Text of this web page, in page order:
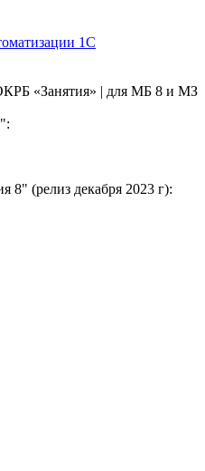
1С
«Занятия» | для МБ 8 и МЗ
8" (релиз декабря 2023 г):